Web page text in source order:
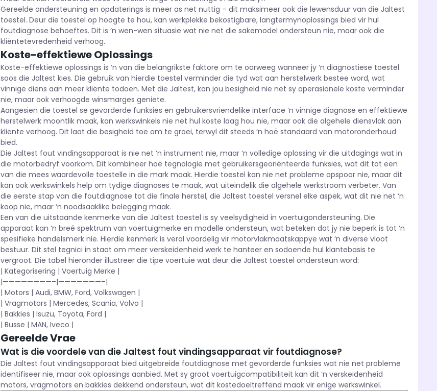
Gereelde ondersteuning en opdaterings is meer as net nuttig – dit maksimeer ook die lewensduur van die Jaltest
toestel. Deur die toestel op hoogte te hou, kan werkplekke bekostigbare, langtermynoplossings bied vir hul
foutdiagnose behoeftes. Dit is ‘n wen-wen situasie wat nie net die sakemodel ondersteun nie, maar ook die
kliëntetevredenheid verhoog.
Koste-effektiewe Oplossings
Koste-effektiewe oplossings is ‘n van die belangrikste faktore om te oorweeg wanneer jy ‘n diagnostiese toestel
soos die Jaltest kies. Die gebruik van hierdie toestel verminder die tyd wat aan herstelwerk bestee word, wat
vinnige diens aan meer kliënte todoen. Met die Jaltest, kan jou besigheid nie net sy operasionele koste verminder
nie, maar ook verhoogde winsmarges geniete.
Aangesien die toestel se gevorderde funksies en gebruikersvriendelike interface ‘n vinnige diagnose en effektiewe
herstelwerk moontlik maak, kan werkswinkels nie net hul koste laag hou nie, maar ook die algehele diensvlak aan
kliënte verhoog. Dit laat die besigheid toe om te groei, terwyl dit steeds ‘n hoë standaard van motoronderhoud
bied.
Die Jaltest fout vindingsapparaat is nie net ‘n instrument nie, maar ‘n volledige oplossing vir die uitdagings wat in
die motorbedryf voorkom. Dit kombineer hoë tegnologie met gebruikersgeoriënteerde funksies, wat dit tot een
van die mees waardevolle toestelle in die mark maak. Hierdie toestel kan nie net probleme opspoor nie, maar dit
kan ook werkswinkels help om tydige diagnoses te maak, wat uiteindelik die algehele werkstroom verbeter. Van
die eerste stap van die foutdiagnose tot die finale herstel, die Jaltest toestel versnel elke aspek, wat dit nie net ‘n
koop nie, maar ‘n noodsaaklike belegging maak.
Een van die uitstaande kenmerke van die Jaltest toestel is sy veelsydigheid in voertuigondersteuning. Die
apparaat kan ‘n breë spektrum van voertuigmerke en modelle ondersteun, wat beteken dat jy nie beperk is tot ‘n
spesifieke handelsmerk nie. Hierdie kenmerk is veral voordelig vir motorvlakmaatskappye wat ‘n diverse vloot
bestuur. Dit stel tegnici in staat om meer verskeidenheid werk te hanteer en sodoende hul klantebasis te
vergroot. Die tabel hieronder illustreer die tipe voertuie wat deur die Jaltest toestel ondersteun word:
| Kategorisering | Voertuig Merke |
|————————–|———————–|
| Motors | Audi, BMW, Ford, Volkswagen |
| Vragmotors | Mercedes, Scania, Volvo |
| Bakkies | Isuzu, Toyota, Ford |
| Busse | MAN, Iveco |
Gereelde Vrae
Wat is die voordele van die Jaltest fout vindingsapparaat vir foutdiagnose?
Die Jaltest fout vindingsapparaat bied uitgebreide foutdiagnose met gevorderde funksies wat nie net probleme
identifiseer nie, maar ook oplossings aanbied. Met sy groot voertuigcompatibiliteit kan dit ‘n verskeidenheid
motors, vragmotors en bakkies dekkend ondersteun, wat dit kostedoeltreffend maak vir enige werkswinkel.